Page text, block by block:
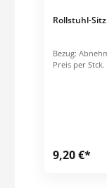
Rollstuhl-
Bezug: Abnehmbar. Farbe: Schwarz.
Preis per Stck.
9,20 €*